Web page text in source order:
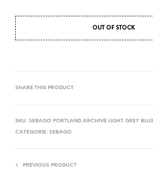
OUT OF STOCK
SHARE THIS PRODUCT
SKU: SEBAGO PORTLAND ARCHIVE LIGHT GREY
CATEGORIE: SEBAGO
PREVIOUS PRODUCT